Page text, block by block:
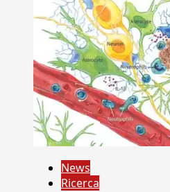
News
Ricerca